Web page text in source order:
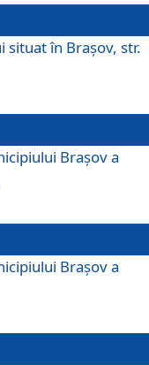
în Brașov, str.
Brașov a
Brașov a